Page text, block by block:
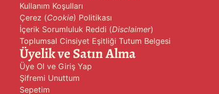
Kullanım Koşulları
Çerez (Cookie) Politikası
İçerik Sorumluluk Reddi (Disclaimer)
Toplumsal Cinsiyet Eşitliği Tutum Belgesi
Üyelik ve Satın Alma
Üye Ol ve Giriş Yap
Şifremi Unuttum
Sepetim